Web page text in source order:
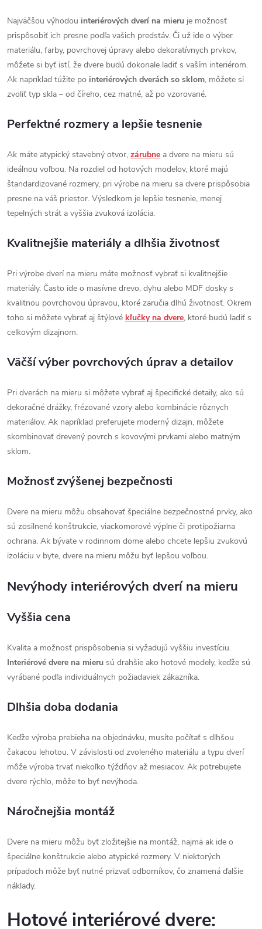
Najväčšou výhodou interiérových dverí na mieru je možnosť
prispôsobiť ich presne podľa vašich predstáv. Či už ide o výber
materiálu, farby, povrchovej úpravy alebo dekoratívnych prvkov,
môžete si byť istí, že dvere budú dokonale ladiť s vaším interiérom.
Ak napríklad túžite po interiérových dverách so sklom, môžete si
zvoliť typ skla – od číreho, cez matné, až po vzorované.
Perfektné rozmery a lepšie tesnenie
Ak máte atypický stavebný otvor, zárubne a dvere na mieru sú
ideálnou voľbou. Na rozdiel od hotových modelov, ktoré majú
štandardizované rozmery, pri výrobe na mieru sa dvere prispôsobia
presne na váš priestor. Výsledkom je lepšie tesnenie, menej
tepelných strát a vyššia zvuková izolácia.
Kvalitnejšie materiály a dlhšia životnosť
Pri výrobe dverí na mieru máte možnosť vybrať si kvalitnejšie
materiály. Často ide o masívne drevo, dyhu alebo MDF dosky s
kvalitnou povrchovou úpravou, ktoré zaručia dlhú životnosť. Okrem
toho si môžete vybrať aj štýlové kľučky na dvere, ktoré budú ladiť s
celkovým dizajnom.
Väčší výber povrchových úprav a detailov
Pri dverách na mieru si môžete vybrať aj špecifické detaily, ako sú
dekoračné drážky, frézované vzory alebo kombinácie rôznych
materiálov. Ak napríklad preferujete moderný dizajn, môžete
skombinovať drevený povrch s kovovými prvkami alebo matným
sklom.
Možnosť zvýšenej bezpečnosti
Dvere na mieru môžu obsahovať špeciálne bezpečnostné prvky, ako
sú zosilnené konštrukcie, viackomorové výplne či protipožiarna
ochrana. Ak bývate v rodinnom dome alebo chcete lepšiu zvukovú
izoláciu v byte, dvere na mieru môžu byť lepšou voľbou.
Nevýhody interiérových dverí na mieru
Vyššia cena
Kvalita a možnosť prispôsobenia si vyžadujú vyššiu investíciu.
Interiérové dvere na mieru sú drahšie ako hotové modely, keďže sú
vyrábané podľa individuálnych požiadaviek zákazníka.
Dlhšia doba dodania
Keďže výroba prebieha na objednávku, musíte počítať s dlhšou
čakacou lehotou. V závislosti od zvoleného materiálu a typu dverí
môže výroba trvať niekoľko týždňov až mesiacov. Ak potrebujete
dvere rýchlo, môže to byť nevýhoda.
Náročnejšia montáž
Dvere na mieru môžu byť zložitejšie na montáž, najmä ak ide o
špeciálne konštrukcie alebo atypické rozmery. V niektorých
prípadoch môže byť nutné prizvať odborníkov, čo znamená ďalšie
náklady.
Hotové interiérové dvere: